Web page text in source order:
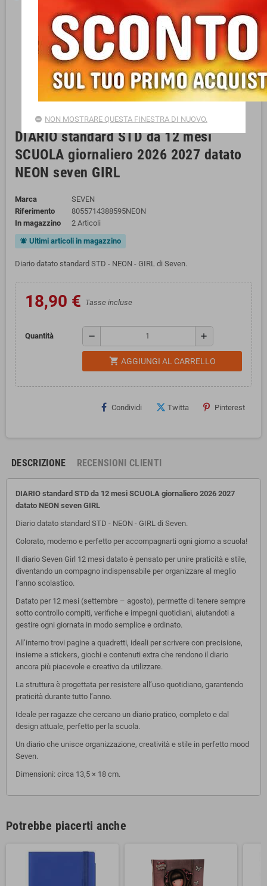
DIARIO standard STD da 12 mesi
SCUOLA giornaliero 2026 2027 datato
NEON seven GIRL
Marca
SEVEN
Riferimento
8055714388595NEON
In magazzino
2 Articoli
notifications_active Ultimi articoli in magazzino
Diario datato standard STD - NEON - GIRL di Seven.
18,90 € Tasse incluse
Quantità remove add
shopping_cart AGGIUNGI AL CARRELLO
Condividi Twitta Pinterest
DESCRIZIONE RECENSIONI CLIENTI
DIARIO standard STD da 12 mesi SCUOLA giornaliero 2026 2027
datato NEON seven GIRL
Diario datato standard STD - NEON - GIRL di Seven.
Colorato, moderno e perfetto per accompagnarti ogni giorno a scuola!
Il diario Seven Girl 12 mesi datato è pensato per unire praticità e stile,
diventando un compagno indispensabile per organizzare al meglio
l’anno scolastico.
Datato per 12 mesi (settembre – agosto), permette di tenere sempre
sotto controllo compiti, verifiche e impegni quotidiani, aiutandoti a
gestire ogni giornata in modo semplice e ordinato.
All’interno trovi pagine a quadretti, ideali per scrivere con precisione,
insieme a stickers, giochi e contenuti extra che rendono il diario
ancora più piacevole e creativo da utilizzare.
La struttura è progettata per resistere all’uso quotidiano, garantendo
praticità durante tutto l’anno.
Ideale per ragazze che cercano un diario pratico, completo e dal
design attuale, perfetto per la scuola.
Un diario che unisce organizzazione, creatività e stile in perfetto mood
Seven.
Dimensioni: circa 13,5 × 18 cm.
Potrebbe piacerti anche
NON MOSTRARE QUESTA FINESTRA DI NUOVO.